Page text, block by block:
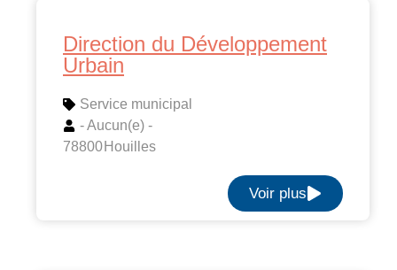
Direction du Développement
Urbain
Service municipal
- Aucun(e) -
78800 Houilles
Voir plus